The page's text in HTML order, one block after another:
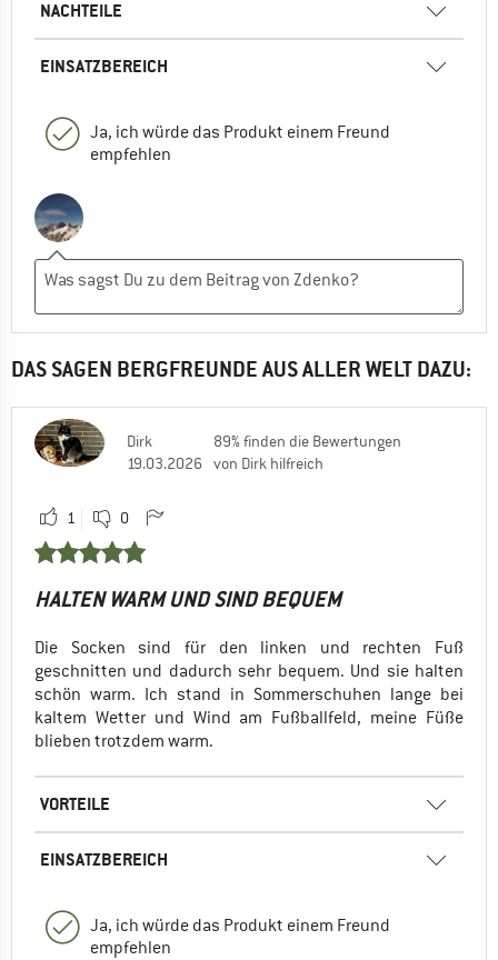
NACHTEILE
EINSATZBEREICH
Ja, ich würde das Produkt einem Freund
empfehlen
DAS SAGEN BERGFREUNDE AUS ALLER WELT DAZU:
Dirk
19.03.2026
89% finden die Bewertungen
von Dirk hilfreich
1 0
HALTEN WARM UND SIND BEQUEM
Die Socken sind für den linken und rechten Fuß
geschnitten und dadurch sehr bequem. Und sie halten
schön warm. Ich stand in Sommerschuhen lange bei
kaltem Wetter und Wind am Fußballfeld, meine Füße
blieben trotzdem warm.
VORTEILE
EINSATZBEREICH
Ja, ich würde das Produkt einem Freund
empfehlen